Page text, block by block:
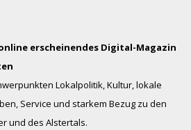
erscheinendes Digital-Magazin
Lokalpolitik, Kultur, lokale
Service und starkem Bezug zu den
und des Alstertals.